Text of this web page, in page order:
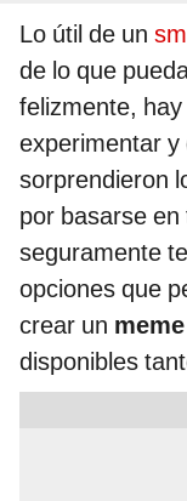
Lo útil de un
de lo que
felizmente,
experimentar y
sorprendieron
por basarse
seguramente
opciones que
crear un meme
disponibles